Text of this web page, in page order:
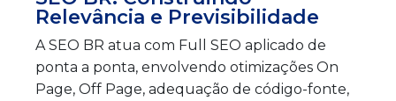
Relevância e Previsibilidade
A SEO BR atua com Full SEO aplicado de
ponta a ponta, envolvendo otimizações On
Page, Off Page, adequação de código-fonte,